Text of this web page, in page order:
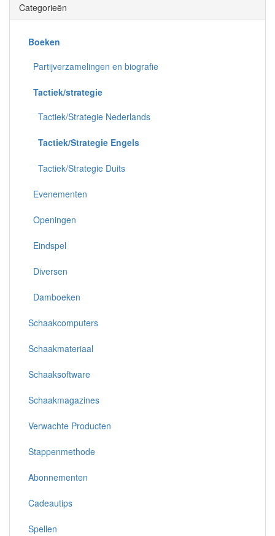
Categorieën
Boeken
Partijverzamelingen en biografie
Tactiek/strategie
Tactiek/Strategie Nederlands
Tactiek/Strategie Engels
Tactiek/Strategie Duits
Evenementen
Openingen
Eindspel
Diversen
Damboeken
Schaakcomputers
Schaakmateriaal
Schaaksoftware
Schaakmagazines
Verwachte Producten
Stappenmethode
Abonnementen
Cadeautips
Spellen